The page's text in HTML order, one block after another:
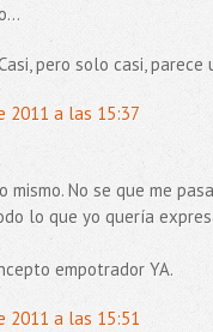
pero solo casi,
2011 a las 15:37
mismo. No se que me
lo que yo quería
empotrador YA.
2011 a las 15:51